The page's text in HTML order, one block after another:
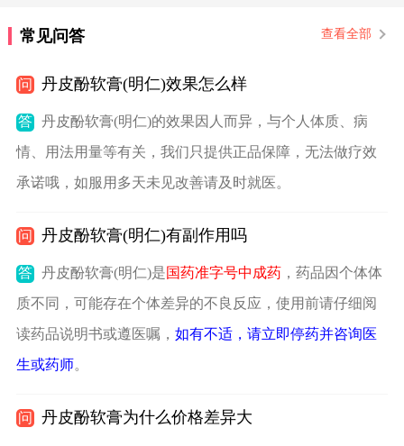
常见问答 查看全部
问 丹皮酚软膏(明仁)效果怎么样
答 丹皮酚软膏(明仁)的效果因人而异，与个人体质、病
情、用法用量等有关，我们只提供正品保障，无法做疗效
承诺哦，如服用多天未见改善请及时就医。
问 丹皮酚软膏(明仁)有副作用吗
答 丹皮酚软膏(明仁)是国药准字号中成药，药品因个体体
质不同，可能存在个体差异的不良反应，使用前请仔细阅
读药品说明书或遵医嘱， 如有不适，请立即停药并咨询医
生或药师。
问 丹皮酚软膏为什么价格差异大